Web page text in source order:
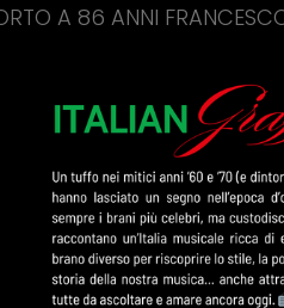
FRANCESCO GUCCINI